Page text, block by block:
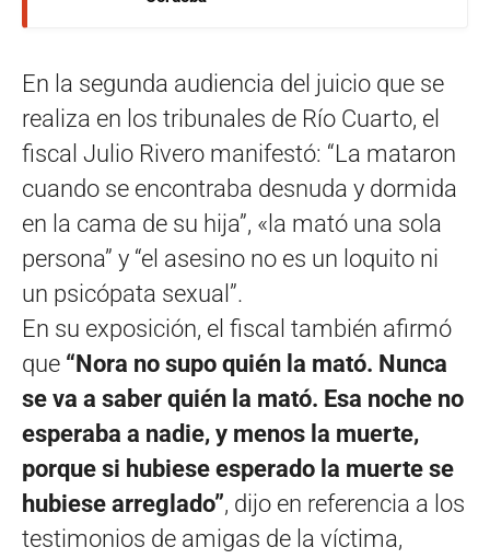
En la segunda audiencia del juicio que se
realiza en los tribunales de Río Cuarto, el
fiscal Julio Rivero manifestó: “La mataron
cuando se encontraba desnuda y dormida
en la cama de su hija”, «la mató una sola
persona” y “el asesino no es un loquito ni
un psicópata sexual”.
En su exposición, el fiscal también afirmó
que “Nora no supo quién la mató. Nunca
se va a saber quién la mató. Esa noche no
esperaba a nadie, y menos la muerte,
porque si hubiese esperado la muerte se
hubiese arreglado”, dijo en referencia a los
testimonios de amigas de la víctima,